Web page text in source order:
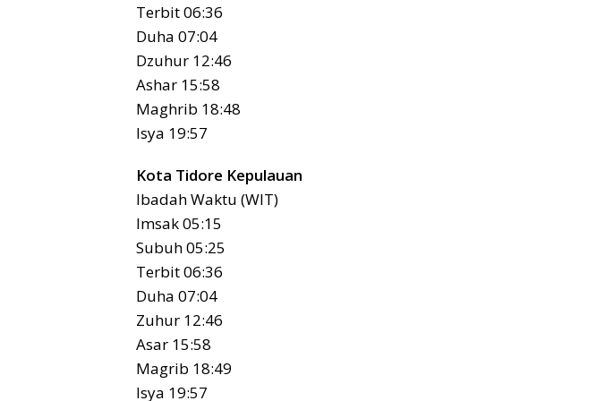
Terbit 06:36
Duha 07:04
Dzuhur 12:46
Ashar 15:58
Maghrib 18:48
Isya 19:57
Kota Tidore Kepulauan
Ibadah Waktu (WIT)
Imsak 05:15
Subuh 05:25
Terbit 06:36
Duha 07:04
Zuhur 12:46
Asar 15:58
Magrib 18:49
Isya 19:57